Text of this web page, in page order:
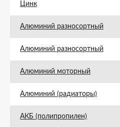
Цинк
Алюминий разносортный
Алюминий разносортный
Алюминий моторный
Алюминий (радиаторы)
АКБ (полипропилен)